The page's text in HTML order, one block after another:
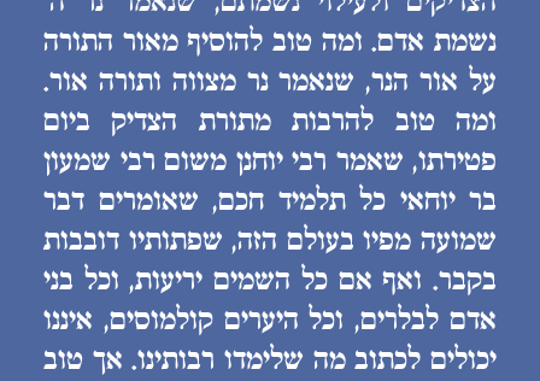
נשמת אדם. ומה טוב להוסיף מאור התורה
על אור הנר, שנאמר נר מצווה ותורה אור.
ומה טוב להרבות מתורת הצדיק ביום
פטירתו, שאמר רבי יוחנן משום רבי שמעון
בר יוחאי כל תלמיד חכם, שאומרים דבר
שמועה מפיו בעולם הזה, שפתותיו דובבות
בקבר. ואף אם כל השמים יריעות, וכל בני
אדם לבלרים, וכל היערים קולמוסים, איננו
יכולים לכתוב מה שלימדו רבותינו. אך טוב